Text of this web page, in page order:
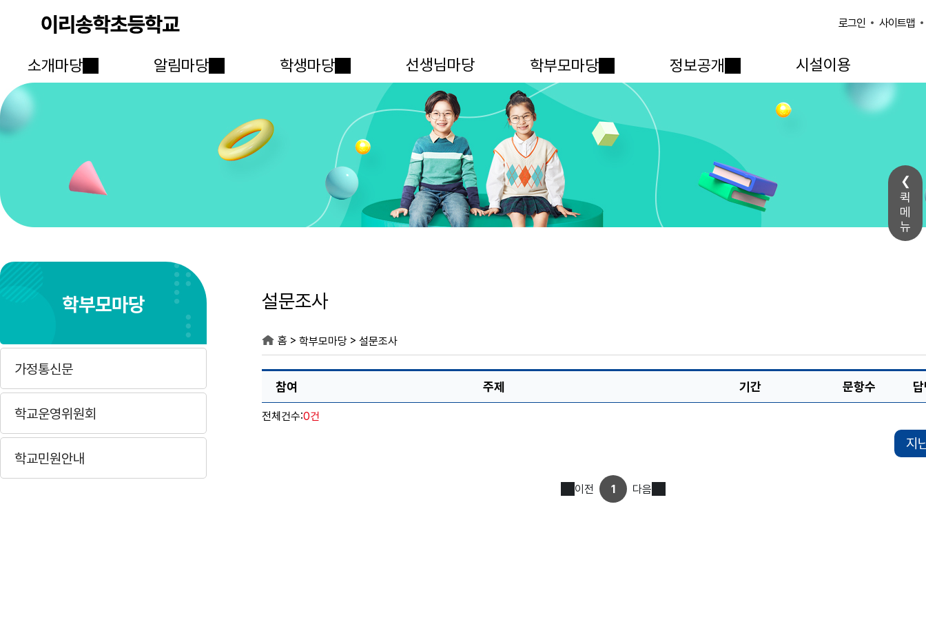
퀵
메
뉴
로그인 사이트맵
소개마당 알림마당 학생마당 선생님마당 학부모마당 정보공개 시설이용
학부모마당
가정통신문
학교운영위원회
학교민원안내
설문조사
홈 > 학부모마당 > 설문조사
참여 주제 기간 문항수
전체건수:0건
지
이전 1 다음